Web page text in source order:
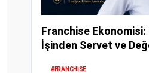
Franchise
İşinden Servet ve
#FRANCHISE